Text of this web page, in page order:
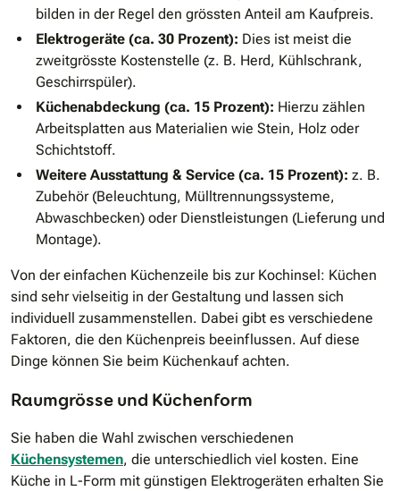
bilden in der Regel den grössten Anteil am Kaufpreis.
Elektrogeräte (ca. 30 Prozent): Dies ist meist die
zweitgrösste Kostenstelle (z. B. Herd, Kühlschrank,
Geschirrspüler).
Küchenabdeckung (ca. 15 Prozent): Hierzu zählen
Arbeitsplatten aus Materialien wie Stein, Holz oder
Schichtstoff.
Weitere Ausstattung & Service (ca. 15 Prozent): z. B.
Zubehör (Beleuchtung, Mülltrennungssysteme,
Abwaschbecken) oder Dienstleistungen (Lieferung und
Montage).
Von der einfachen Küchenzeile bis zur Kochinsel: Küchen
sind sehr vielseitig in der Gestaltung und lassen sich
individuell zusammenstellen. Dabei gibt es verschiedene
Faktoren, die den Küchenpreis beeinflussen. Auf diese
Dinge können Sie beim Küchenkauf achten.
Raumgrösse und Küchenform
Sie haben die Wahl zwischen verschiedenen
Küchensystemen, die unterschiedlich viel kosten. Eine
Küche in L-Form mit günstigen Elektrogeräten erhalten Sie